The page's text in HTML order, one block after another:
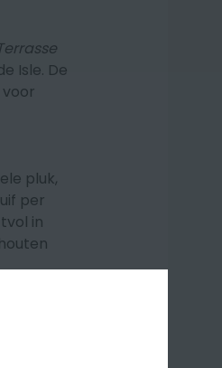
Isle. De
pluk,
per
in